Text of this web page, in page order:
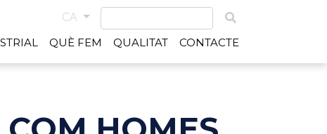
CA
QUÈ FEM QUALITAT CONTACTE